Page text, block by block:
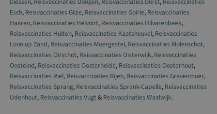
Esch, Reisvaccinaties Gilze, Reisvaccinaties Goirle, Reisvaccinaties
Haaren, Reisvaccinaties Helvoirt, Reisvaccinaties Hilvarenbeek,
Reisvaccinaties Hulten, Reisvaccinaties Kaatsheuvel, Reisvaccinaties
Loon op Zand, Reisvaccinaties Moergestel, Reisvaccinaties Molenschot,
Reisvaccinaties Oirschot, Reisvaccinaties Oisterwijk, Reisvaccinaties
Oosteind, Reisvaccinaties Oosterheide, Reisvaccinaties Oosterhout,
Reisvaccinaties Riel, Reisvaccinaties Rijen, Reisvaccinaties Gravenmoer,
Reisvaccinaties Sprang, Reisvaccinaties Sprank-Capelle, Reisvaccinaties
Udenhout, Reisvaccinaties Vugt& Reisvaccinaties Waalwijk.